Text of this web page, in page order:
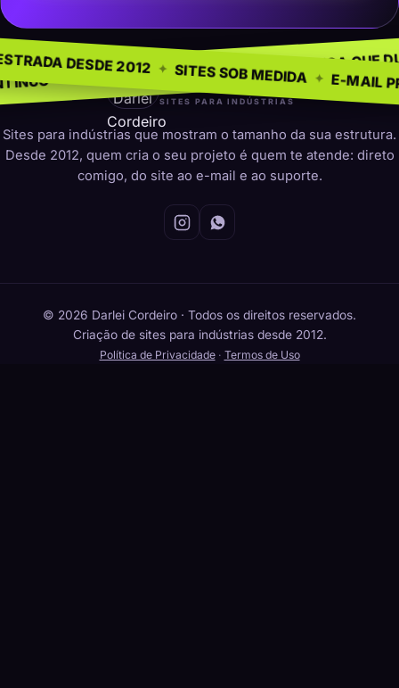
PARA INDÚSTRIAS ✦ PRESENÇA QUE DURA ✦ SEM
✦ NA ESTRADA DESDE 2012 ✦ SITES SOB MEDIDA
darleicordeiro
SITES PARA INDÚSTRIAS
Sites para indústrias que mostram o tamanho da sua estrutura.
Desde 2012, quem cria o seu projeto é quem te atende: direto
comigo, do site ao e-mail e ao suporte.
© 2026 Darlei Cordeiro · Todos os direitos reservados.
Criação de sites para indústrias desde 2012.
Política de Privacidade· Termos de Uso